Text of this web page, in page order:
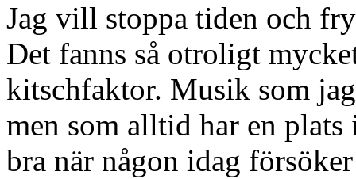
Jag vill stoppa tiden och
Det fanns så otroligt
kitschfaktor. Musik som
men som alltid har en
bra när någon idag